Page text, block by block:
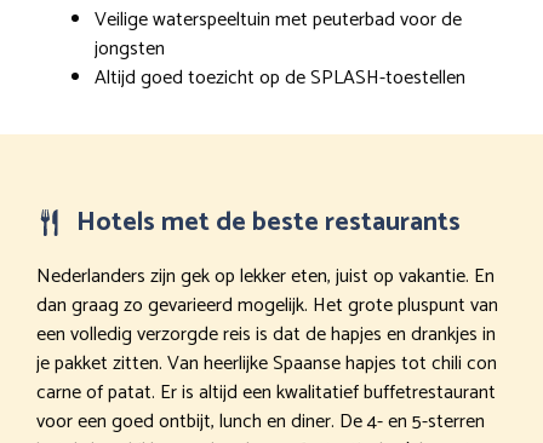
Veilige waterspeeltuin met peuterbad voor de
jongsten
Altijd goed toezicht op de SPLASH-toestellen
Hotels met de beste restaurants
Nederlanders zijn gek op lekker eten, juist op vakantie. En
dan graag zo gevarieerd mogelijk. Het grote pluspunt van
een volledig verzorgde reis is dat de hapjes en drankjes in
je pakket zitten. Van heerlijke Spaanse hapjes tot chili con
carne of patat. Er is altijd een kwalitatief buffetrestaurant
voor een goed ontbijt, lunch en diner. De 4- en 5-sterren